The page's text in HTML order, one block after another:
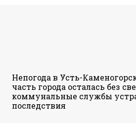
Непогода в Усть-
часть города осталась без
коммунальные службы
последствия